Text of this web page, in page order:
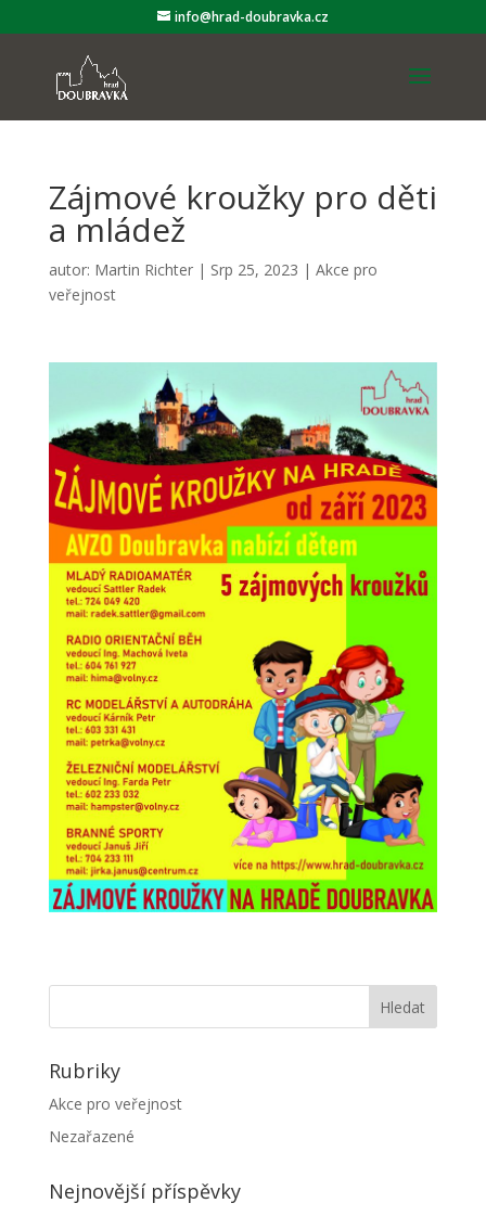
info@hrad-doubravka.cz
Zájmové kroužky pro děti
a mládež
autor: Martin Richter| Srp 25, 2023 | Akce pro
veřejnost
Rubriky
Akce pro veřejnost
Nezařazené
Nejnovější příspěvky